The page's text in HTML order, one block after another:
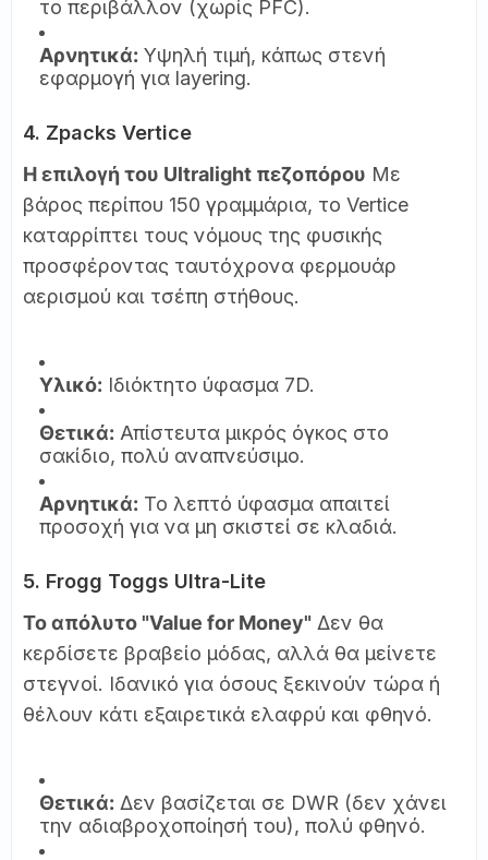
το περιβάλλον (χωρίς PFC).
Αρνητικά: Υψηλή τιμή, κάπως στενή
εφαρμογή για layering.
4. Zpacks Vertice
Η επιλογή του Ultralight πεζοπόρου Με
βάρος περίπου 150 γραμμάρια, το Vertice
καταρρίπτει τους νόμους της φυσικής
προσφέροντας ταυτόχρονα φερμουάρ
αερισμού και τσέπη στήθους.
Υλικό: Ιδιόκτητο ύφασμα 7D.
Θετικά: Απίστευτα μικρός όγκος στο
σακίδιο, πολύ αναπνεύσιμο.
Αρνητικά: Το λεπτό ύφασμα απαιτεί
προσοχή για να μη σκιστεί σε κλαδιά.
5. Frogg Toggs Ultra-Lite
Το απόλυτο "Value for Money" Δεν θα
κερδίσετε βραβείο μόδας, αλλά θα μείνετε
στεγνοί. Ιδανικό για όσους ξεκινούν τώρα ή
θέλουν κάτι εξαιρετικά ελαφρύ και φθηνό.
Θετικά: Δεν βασίζεται σε DWR (δεν χάνει
την αδιαβροχοποίησή του), πολύ φθηνό.